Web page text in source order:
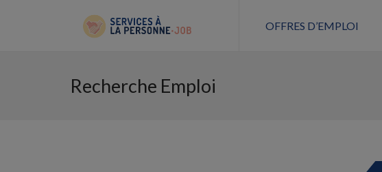
OFFRES D’EMPLOI
Recherche Emploi